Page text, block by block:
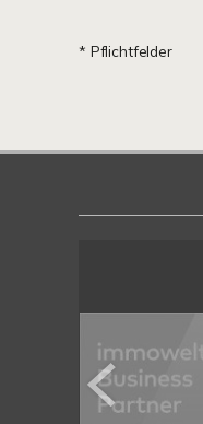
* Pflichtfelder